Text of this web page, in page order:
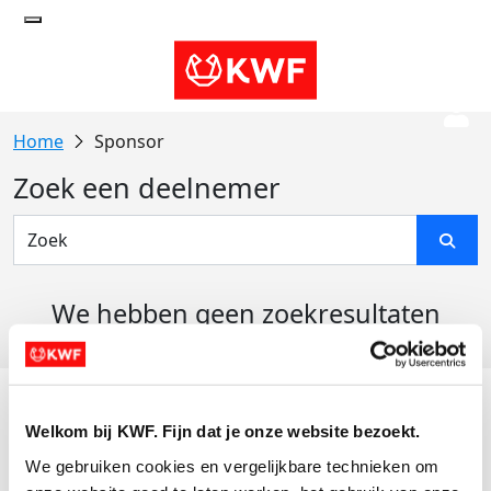
Welkom bij KWF. Fijn dat je onze website bezoekt.
We gebruiken cookies en vergelijkbare technieken om
Sponsor
Zoek een deelnemer
We hebben geen zoekresultaten
Actiematerialen
Evenementen